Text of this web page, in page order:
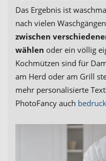
Das Ergebnis ist
nach vielen
zwischen
wählen oder ein völlig
Kochmützen sind für
am Herd oder am Grill
mehr personalisierte
PhotoFancy auch